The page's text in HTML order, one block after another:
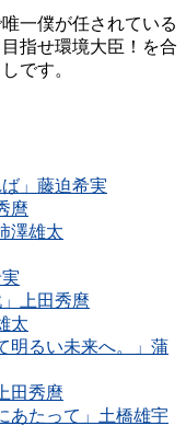
一僕が任されている
指せ環境大臣！を合
です。
」藤迫希実
麿
澤雄太
上田秀麿
太
明るい未来へ。」蒲
田秀麿
あたって」土橋雄宇